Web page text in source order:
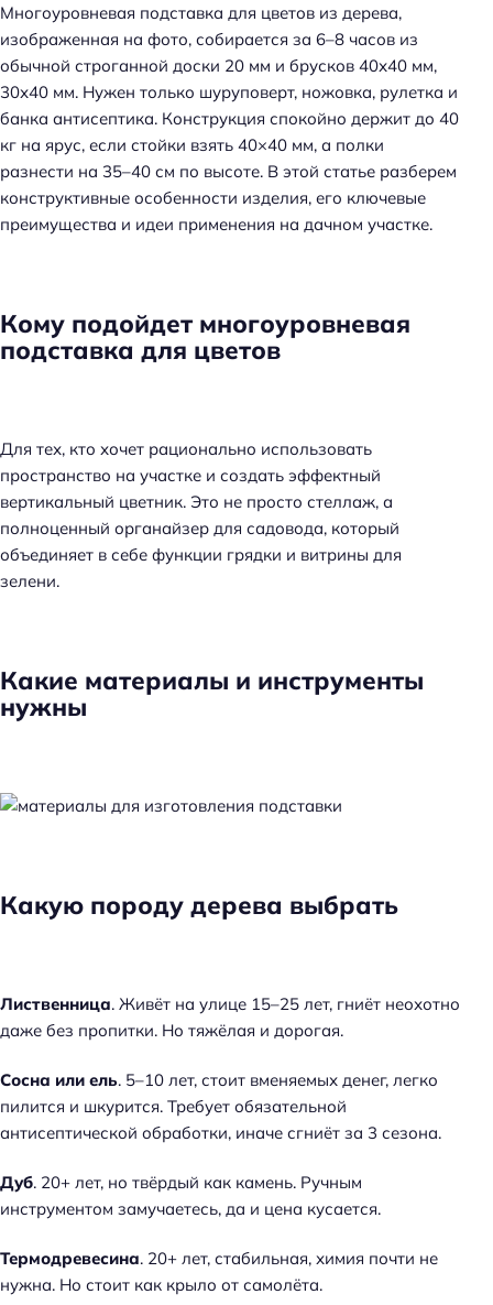
Многоуровневая подставка для цветов из дерева,
изображенная на фото, собирается за 6–8 часов из
обычной строганной доски 20 мм и брусков 40х40 мм,
30х40 мм. Нужен только шуруповерт, ножовка, рулетка и
банка антисептика. Конструкция спокойно держит до 40
кг на ярус, если стойки взять 40×40 мм, а полки
разнести на 35–40 см по высоте. В этой статье разберем
конструктивные особенности изделия, его ключевые
преимущества и идеи применения на дачном участке.
Кому подойдет многоуровневая
подставка для цветов
Для тех, кто хочет рационально использовать
пространство на участке и создать эффектный
вертикальный цветник. Это не просто стеллаж, а
полноценный органайзер для садовода, который
объединяет в себе функции грядки и витрины для
зелени.
Какие материалы и инструменты
нужны
Какую породу дерева выбрать
Лиственница. Живёт на улице 15–25 лет, гниёт неохотно
даже без пропитки. Но тяжёлая и дорогая.
Сосна или ель. 5–10 лет, стоит вменяемых денег, легко
пилится и шкурится. Требует обязательной
антисептической обработки, иначе сгниёт за 3 сезона.
Дуб. 20+ лет, но твёрдый как камень. Ручным
инструментом замучаетесь, да и цена кусается.
Термодревесина. 20+ лет, стабильная, химия почти не
нужна. Но стоит как крыло от самолёта.